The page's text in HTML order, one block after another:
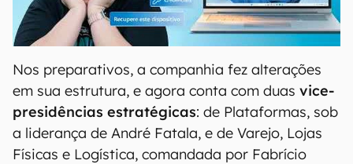
00:00 04:52
Nos preparativos, a companhia fez alterações
em sua estrutura, e agora conta com duas vice-
presidências estratégicas: de Plataformas, sob
a liderança de André Fatala, e de Varejo, Lojas
Físicas e Logística, comandada por Fabrício